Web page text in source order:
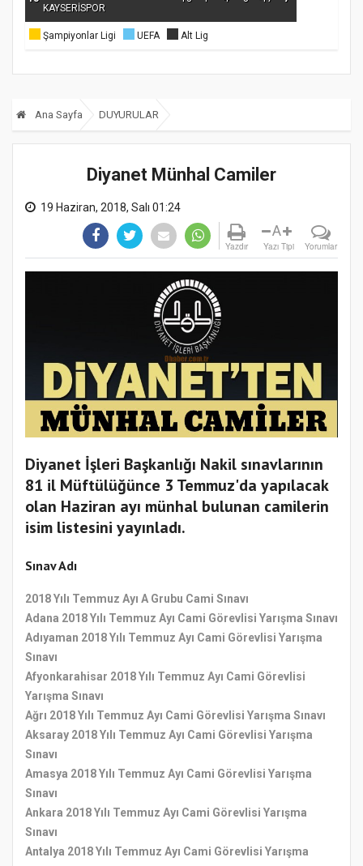
KAYSERİSPOR
Şampiyonlar Ligi UEFA Alt Lig
Ana Sayfa DUYURULAR
Diyanet Münhal Camiler
19 Haziran, 2018, Salı 01:24
Yazdır
A
Yazı Tipi Yorumlar
Diyanet İşleri Başkanlığı Nakil sınavlarının
81 il Müftülüğünce 3 Temmuz'da yapılacak
olan Haziran ayı münhal bulunan camilerin
isim listesini yayınladı.
Sınav Adı
2018 Yılı Temmuz Ayı A Grubu Cami Sınavı
Adana 2018 Yılı Temmuz Ayı Cami Görevlisi Yarışma Sınavı
Adıyaman 2018 Yılı Temmuz Ayı Cami Görevlisi Yarışma
Sınavı
Afyonkarahisar 2018 Yılı Temmuz Ayı Cami Görevlisi
Yarışma Sınavı
Ağrı 2018 Yılı Temmuz Ayı Cami Görevlisi Yarışma Sınavı
Aksaray 2018 Yılı Temmuz Ayı Cami Görevlisi Yarışma
Sınavı
Amasya 2018 Yılı Temmuz Ayı Cami Görevlisi Yarışma
Sınavı
Ankara 2018 Yılı Temmuz Ayı Cami Görevlisi Yarışma
Sınavı
Antalya 2018 Yılı Temmuz Ayı Cami Görevlisi Yarışma